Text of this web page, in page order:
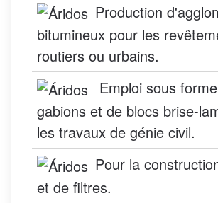
Production
bitumineux pour les
routiers ou urbains.
Emploi sous
gabions et de blocs brise-
les travaux de génie civil.
Pour la
et de filtres.